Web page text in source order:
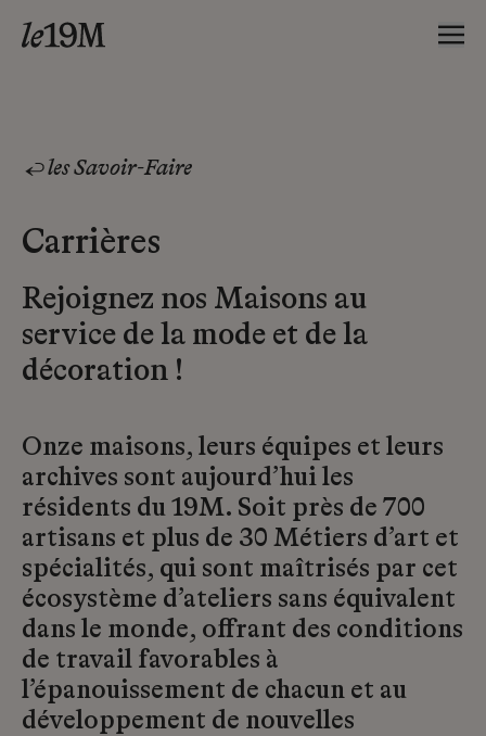
les Savoir-Faire
Carrières
Rejoignez nos Maisons au
service de la mode et de la
décoration !
Onze maisons, leurs équipes et leurs
archives sont aujourd’hui les
résidents du 19M. Soit près de 700
artisans et plus de 30 Métiers d’art et
spécialités, qui sont maîtrisés par cet
écosystème d’ateliers sans équivalent
dans le monde, offrant des conditions
de travail favorables à
l’épanouissement de chacun et au
développement de nouvelles